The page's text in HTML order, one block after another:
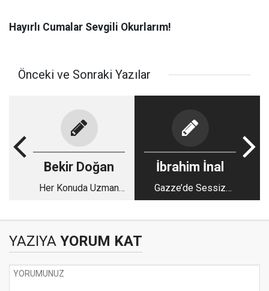
Hayırlı Cumalar Sevgili Okurlarım!
Önceki ve Sonraki Yazılar
Bekir Doğan
Her Konuda Uzman
İbrahim İnal
Gazze’de Sessiz
Satranç
YAZIYA YORUM KAT